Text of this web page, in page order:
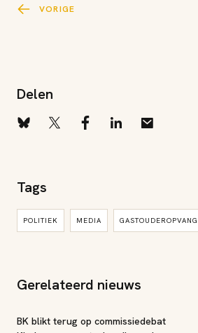
VORIGE
Delen
Tags
POLITIEK MEDIA GASTOUDEROPVANG
Gerelateerd nieuws
BK blikt terug op commissiedebat